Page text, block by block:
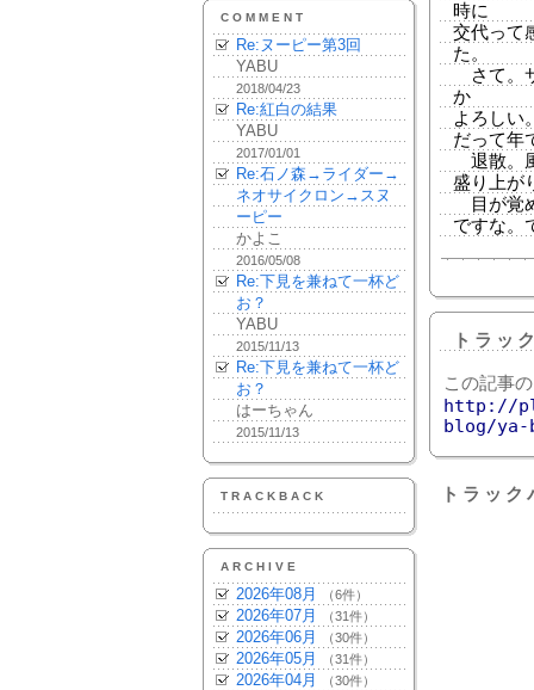
COMMENT
Re:ヌーピー第3回
YABU
2018/04/23
Re:紅白の結果
YABU
2017/01/01
Re:石ノ森→ライダー→
ネオサイクロン→スヌ
ーピー
かよこ
2016/05/08
Re:下見を兼ねて一杯ど
お？
YABU
2015/11/13
Re:下見を兼ねて一杯ど
お？
はーちゃん
2015/11/13
TRACKBACK
ARCHIVE
2026年08月 （6件）
2026年07月 （31件）
2026年06月 （30件）
2026年05月 （31件）
2026年04月 （30件）
時に
交代って
た。
さて。
か
よろしい
だって年
退散。
盛り上が
目が覚
ですな。
トラッ
この記事
http://
blog/ya-
トラッ